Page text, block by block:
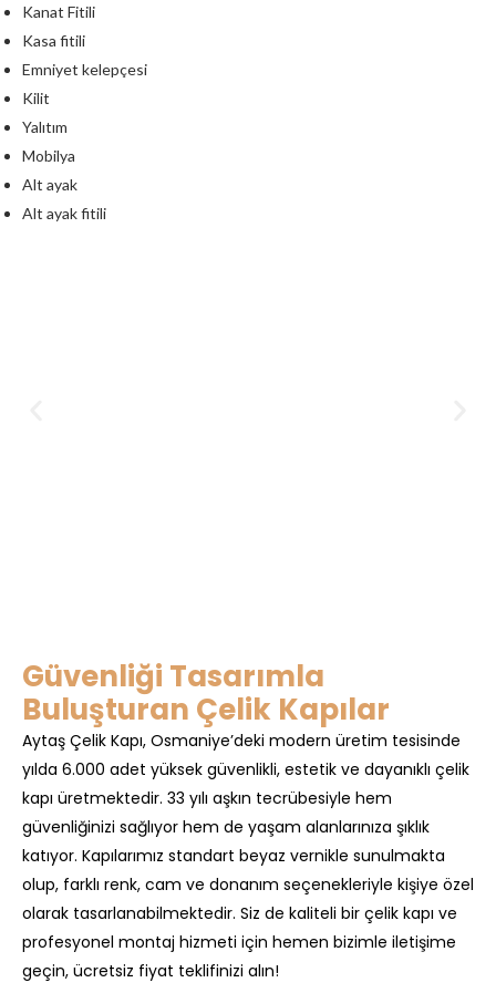
Kanat Fitili
Kasa fitili
Emniyet kelepçesi
Kilit
Yalıtım
Mobilya
Alt ayak
Alt ayak fitili
Güvenliği Tasarımla
Buluşturan Çelik Kapılar
Aytaş Çelik Kapı, Osmaniye’deki modern üretim tesisinde
yılda 6.000 adet yüksek güvenlikli, estetik ve dayanıklı çelik
kapı üretmektedir. 33 yılı aşkın tecrübesiyle hem
güvenliğinizi sağlıyor hem de yaşam alanlarınıza şıklık
katıyor. Kapılarımız standart beyaz vernikle sunulmakta
olup, farklı renk, cam ve donanım seçenekleriyle kişiye özel
olarak tasarlanabilmektedir. Siz de kaliteli bir çelik kapı ve
profesyonel montaj hizmeti için hemen bizimle iletişime
geçin, ücretsiz fiyat teklifinizi alın!